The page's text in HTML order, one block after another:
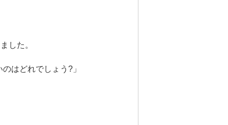
した。
はどれでしょう?」